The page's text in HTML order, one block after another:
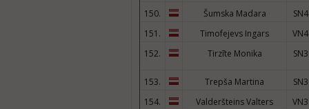
150.
Šumska Madara
151.
Timofejevs Ingars
152.
Tirzīte Monika
153. Trepša Martina
154.
Valderšteins Valters